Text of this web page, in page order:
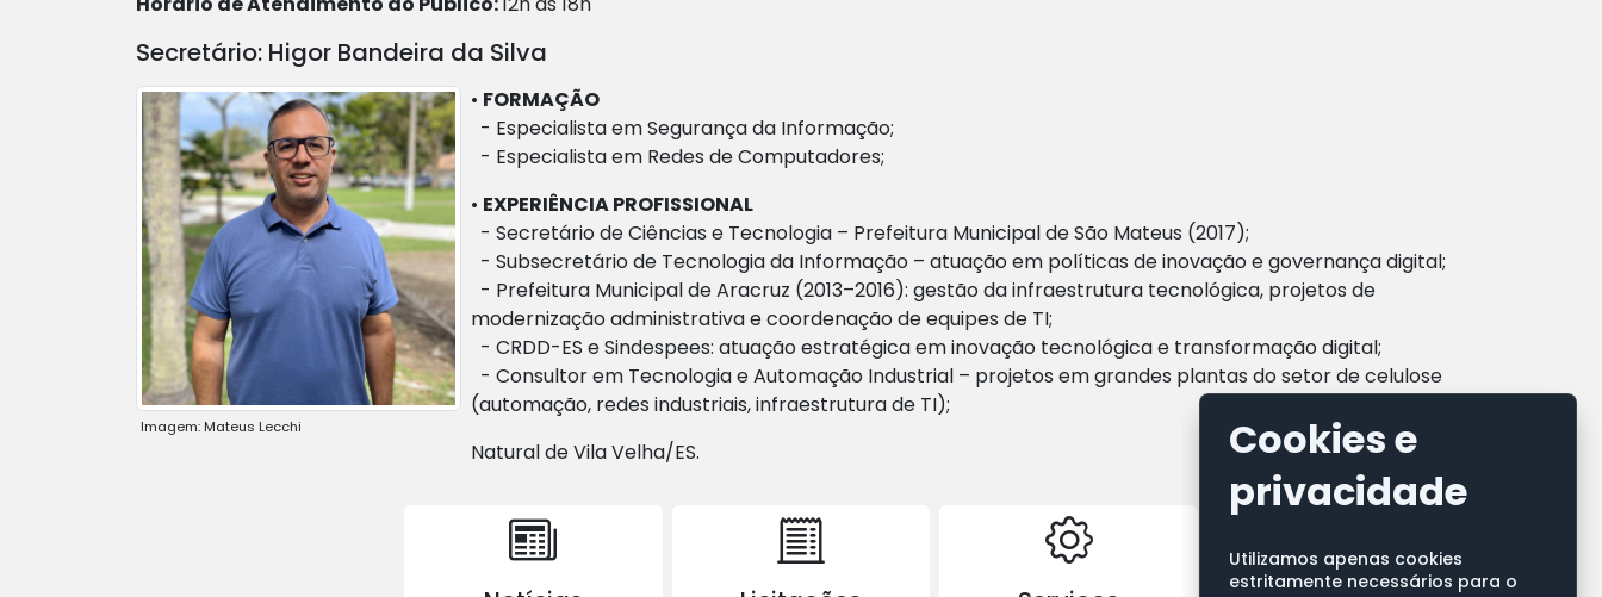
Secretário: Higor Bandeira da Silva
Imagem: Mateus Lecchi
• FORMAÇÃO
- Especialista em Segurança da Informação;
- Especialista em Redes de Computadores;
• EXPERIÊNCIA PROFISSIONAL
- Secretário de Ciências e Tecnologia – Prefeitura Municipal de São Mateus (2017);
- Subsecretário de Tecnologia da Informação – atuação em políticas de inovação e governança digital;
- Prefeitura Municipal de Aracruz (2013–2016): gestão da infraestrutura tecnológica, projetos de
modernização administrativa e coordenação de equipes de TI;
- CRDD-ES e Sindespees: atuação estratégica em inovação tecnológica e transformação digital;
- Consultor em Tecnologia e Automação Industrial – projetos em grandes plantas do setor de celulose
(automação, redes industriais, infraestrutura de TI);
Natural de Vila Velha/ES.
Cookies e
privacidade
Utilizamos apenas cookies
estritamente necessários para o